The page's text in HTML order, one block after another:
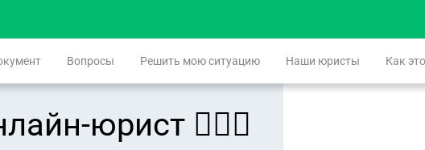
Вопросы Решить мою ситуацию Наши юристы Как
юрист 👨🏻‍⚖️